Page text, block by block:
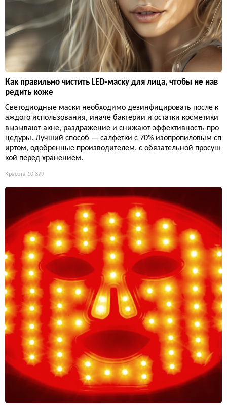
Как правильно чистить LED-маску для лица, чтобы не нав
редить коже
Светодиодные маски необходимо дезинфицировать после к
аждого использования, иначе бактерии и остатки косметики
вызывают акне, раздражение и снижают эффективность про
цедуры. Лучший способ — салфетки с 70% изопропиловым сп
иртом, одобренные производителем, с обязательной просуш
кой перед хранением.
Красота 10 379